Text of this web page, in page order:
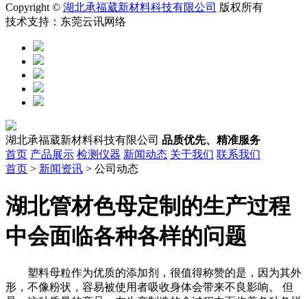
Copyright © 湖北承福葳新材料科技有限公司 版权所有
技术支持：东莞云讯网络
湖北承福葳新材料科技有限公司 品质优先、精准服务
首页 产品展示 检测仪器 新闻动态 关于我们 联系我们
首页 > 新闻资讯 > 公司动态
湖北管材色母定制的生产过程
中会面临各种各样的问题
塑料母粒作为优质的添加剂，很值得称赞的是，因为其外
形，不像粉状，容易被使用者吸收身体会带来不良影响。 但